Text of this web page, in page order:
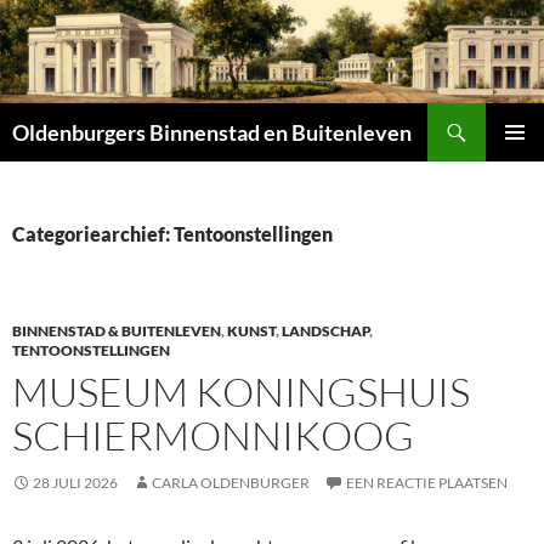
Oldenburgers Binnenstad en Buitenleven
Categoriearchief: Tentoonstellingen
BINNENSTAD & BUITENLEVEN,KUNST,LANDSCHAP,
TENTOONSTELLINGEN
MUSEUM KONINGSHUIS
SCHIERMONNIKOOG
28 JULI 2026 CARLA OLDENBURGER EEN REACTIE PLAATSEN